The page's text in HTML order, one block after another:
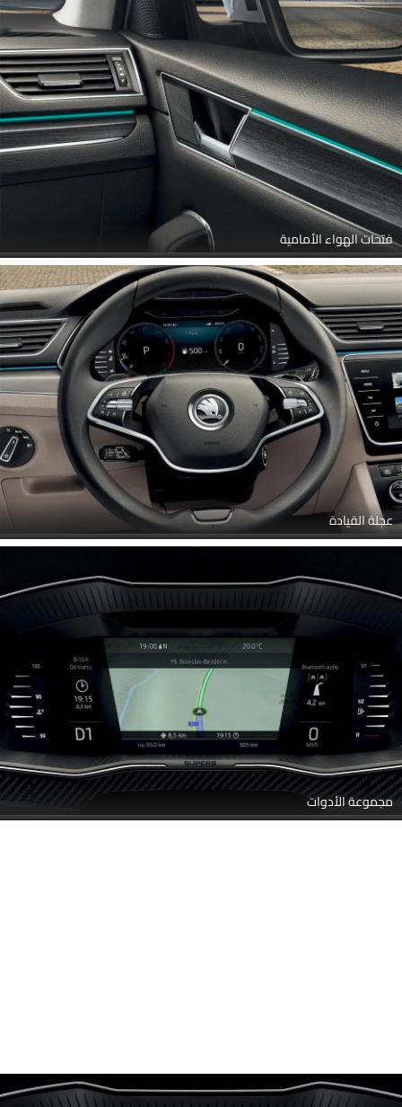
فتحات الهواء الأمامية
عجلة القيادة
مجموعة الأدوات